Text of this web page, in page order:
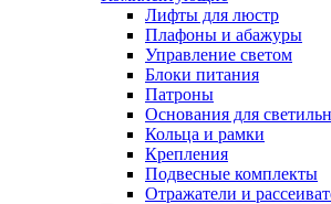
Лифты для люстр
Плафоны и абажуры
Управление светом
Блоки питания
Патроны
Основания для
Кольца и рамки
Крепления
Подвесные комплекты
Отражатели и